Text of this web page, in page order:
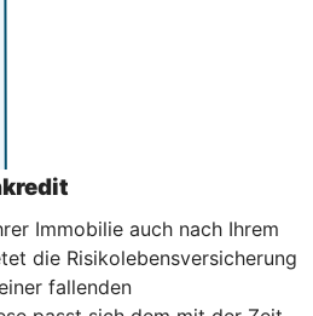
Immobilie auch nach Ihrem
die Risikolebensversicherung
fallenden